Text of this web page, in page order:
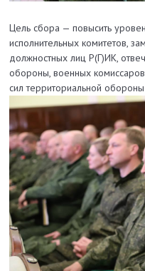
Цель сбора — повысить
исполнительных комитетов,
должностных лиц Р(Г)ИК,
обороны, военных
сил территориальной